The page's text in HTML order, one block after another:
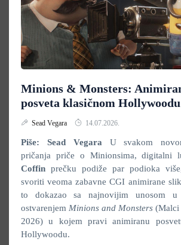
Minions & Monsters:
posveta klasičnom Hollywoodu
Sead Vegara 14.07.2026.
Piše: Sead Vegara U svakom
pričanja priče o Minionsima, digitalni
Coffin prečku podiže par podioka
svoriti veoma zabavne CGI animirane
to dokazao sa najnovijim unosom u
ostvarenjem Minions and Monsters (Malci
2026) u kojem pravi animiranu
Hollywoodu.